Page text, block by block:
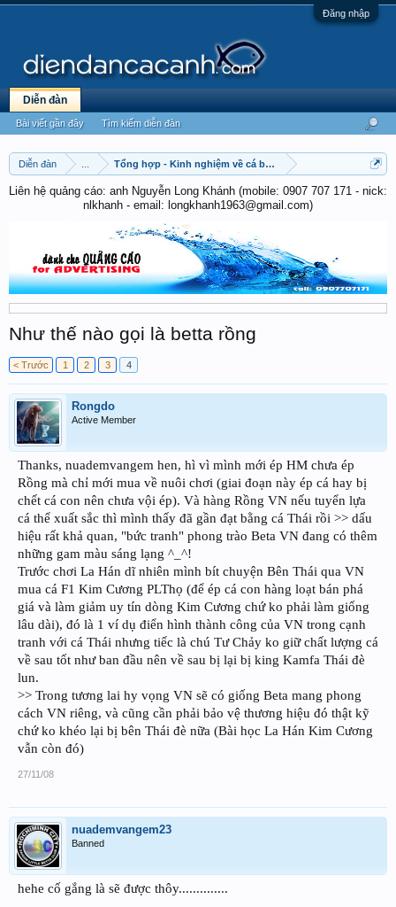
Đăng nhập
Diễn đàn Tổng hợp - Kinh nghiệm về cá betta
Liên hệ quảng cáo: anh Nguyễn Long Khánh (mobile: 0907 707 171 - nick:
nlkhanh - email: longkhanh1963@gmail.com)
Như thế nào gọi là betta rồng
< Trước 1 2 3 4
Rongdo
Active Member
Thanks, nuademvangem hen, hì vì mình mới ép HM chưa ép
Rồng mà chỉ mới mua về nuôi chơi (giai đoạn này ép cá hay bị
chết cá con nên chưa vội ép). Và hàng Rồng VN nếu tuyển lựa
cá thể xuất sắc thì mình thấy đã gần đạt bằng cá Thái rồi >> dấu
hiệu rất khả quan, "bức tranh" phong trào Beta VN đang có thêm
những gam màu sáng lạng ^_^!
Trước chơi La Hán dĩ nhiên mình bít chuyện Bên Thái qua VN
mua cá F1 Kim Cương PLThọ (để ép cá con hàng loạt bán phá
giá và làm giảm uy tín dòng Kim Cương chứ ko phải làm giống
lâu dài), đó là 1 ví dụ điển hình thành công của VN trong cạnh
tranh với cá Thái nhưng tiếc là chú Tư Chảy ko giữ chất lượng cá
về sau tốt như ban đầu nên về sau bị lại bị king Kamfa Thái đè
lun.
>> Trong tương lai hy vọng VN sẽ có giống Beta mang phong
cách VN riêng, và cũng cần phải bảo vệ thương hiệu đó thật kỹ
chứ ko khéo lại bị bên Thái đè nữa (Bài học La Hán Kim Cương
vẫn còn đó)
27/11/08
nuademvangem23
Banned
hehe cố gắng là sẽ được thôy..............
Diễn đàn
Bài viết gần đây Tìm kiếm diễn đàn